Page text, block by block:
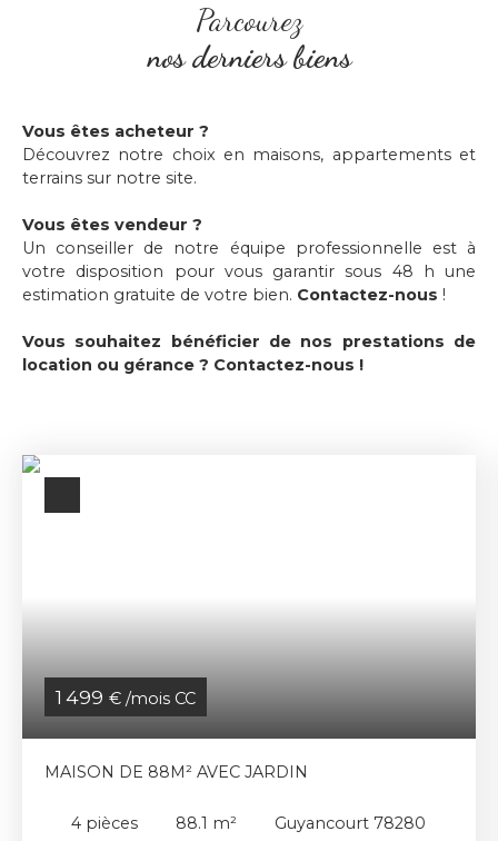
Parcourez
nos derniers biens
Vous êtes acheteur ?
Découvrez notre choix en maisons, appartements et
terrains sur notre site.
Vous êtes vendeur ?
Un conseiller de notre équipe professionnelle est à
votre disposition pour vous garantir sous 48 h une
estimation gratuite de votre bien. Contactez-nous !
Vous souhaitez bénéficier de nos prestations de
location ou gérance ? Contactez-nous !
1 499 € /mois CC
MAISON DE 88M² AVEC JARDIN
4 pièces 88.1 m² Guyancourt 78280